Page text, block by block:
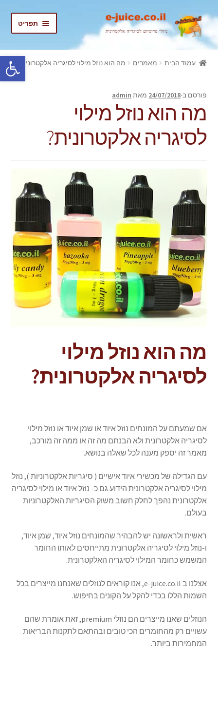
פתח סרגל נגישות
דלג
לניווט
לדלג
לתוכן
תפריט
בית
הרחב
את
נוזלים מוזלים
החשבון שלי
עמוד הבית מאמרים מה הוא נוזל מילוי לסיגריה אלקטרונית?
פורסם ב-24/07/2018 מאת admin
מה הוא נוזל מילוי
לסיגריה אלקטרונית?
מה הוא נוזל מילוי
לסיגריה אלקטרונית?
אם שמעתם על המונחים נוזל איוד או שמן איוד או נוזל מילוי
לסיגריה אלקטרונית ולא הבנתם מה זה או ממה זה מורכב,
מאמר זה יספק מענה לכל שאלה בנושא.
עם הגדילה של מכשירי איוד אישיים ( סיגריות אלקטרוניות ), נוזל
מילוי לסיגריה אלקטרונית הידוע גם כ- נוזל איוד או מילוי לסיגריה
אלקטרונית נהפך לחלק חשוב משוק הסיגריות האלקטרוניות
בעולם.
ראשית ולראשונה יש להבהיר שהמונחים נוזל איוד, שמן איוד,
ו-נוזל מילוי לסיגריה אלקטרונית מתייחסים לאותו החומר
המשמש כחומר המילוי לסיגריה האלקטרונית.
אצלנו ב e-juice.co.il, אנו קוראים לנוזלים שאנחנו מייצרים בכל
השמות הללו בכדי להקל על הקונים בחיפוש.
הנוזלים שאנו מייצרים הם נוזלי premium, זאת אומרת שהם
עשויים רק מהחומרים הכי טובים ובהתאם לתקנות הבריאות
המחמירות ביותר.